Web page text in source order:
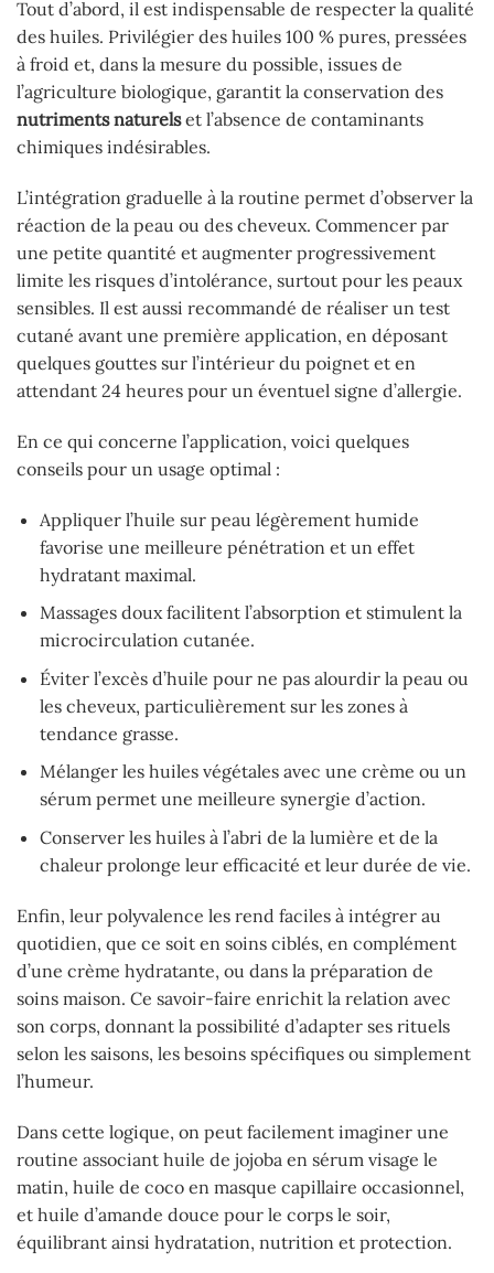
Tout d’abord, il est indispensable de respecter la qualité
des huiles. Privilégier des huiles 100 % pures, pressées
à froid et, dans la mesure du possible, issues de
l’agriculture biologique, garantit la conservation des
nutriments naturelset l’absence de contaminants
chimiques indésirables.
L’intégration graduelle à la routine permet d’observer la
réaction de la peau ou des cheveux. Commencer par
une petite quantité et augmenter progressivement
limite les risques d’intolérance, surtout pour les peaux
sensibles. Il est aussi recommandé de réaliser un test
cutané avant une première application, en déposant
quelques gouttes sur l’intérieur du poignet et en
attendant 24 heures pour un éventuel signe d’allergie.
En ce qui concerne l’application, voici quelques
conseils pour un usage optimal :
Appliquer l’huile sur peau légèrement humide
favorise une meilleure pénétration et un effet
hydratant maximal.
Massages doux facilitent l’absorption et stimulent la
microcirculation cutanée.
Éviter l’excès d’huile pour ne pas alourdir la peau ou
les cheveux, particulièrement sur les zones à
tendance grasse.
Mélanger les huiles végétales avec une crème ou un
sérum permet une meilleure synergie d’action.
Conserver les huiles à l’abri de la lumière et de la
chaleur prolonge leur efficacité et leur durée de vie.
Enfin, leur polyvalence les rend faciles à intégrer au
quotidien, que ce soit en soins ciblés, en complément
d’une crème hydratante, ou dans la préparation de
soins maison. Ce savoir-faire enrichit la relation avec
son corps, donnant la possibilité d’adapter ses rituels
selon les saisons, les besoins spécifiques ou simplement
l’humeur.
Dans cette logique, on peut facilement imaginer une
routine associant huile de jojoba en sérum visage le
matin, huile de coco en masque capillaire occasionnel,
et huile d’amande douce pour le corps le soir,
équilibrant ainsi hydratation, nutrition et protection.